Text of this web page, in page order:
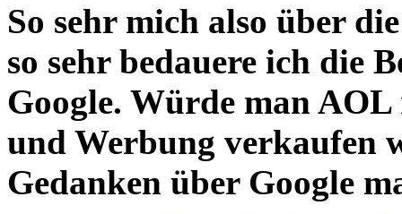
So sehr mich also über
so sehr bedauere ich die
Google. Würde man
und Werbung verkaufen
Gedanken über Google